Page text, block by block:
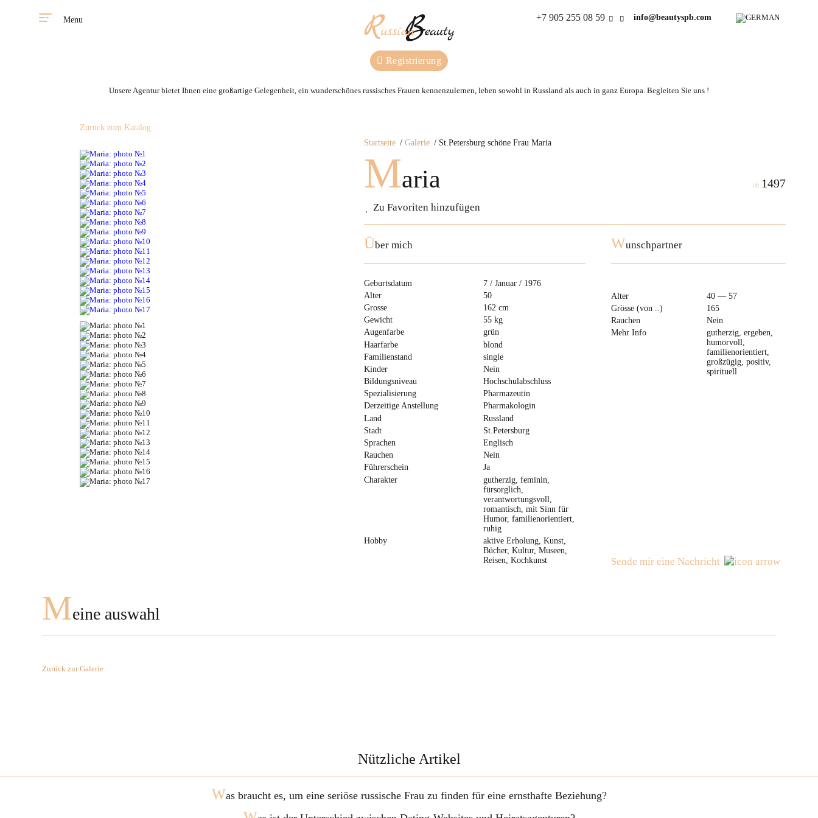
Menu +7 905 255 08 59 info@beautyspb.com
Registrierung
Unsere Agentur bietet Ihnen eine großartige Gelegenheit, ein wunderschönes russisches Frauen kennenzulernen, leben sowohl in Russland als auch in ganz Europa. Begleiten Sie uns !
Startseite Galerie St.Petersburg schöne Frau Maria
Maria
Zu Favoriten hinzufügen
id: 1497
Zurück zum Katalog
Über mich
Geburtsdatum
7 / Januar / 1976
Alter
50
Grosse
162 cm
Gewicht
55 kg
Augenfarbe
grün
Haarfarbe
blond
Familienstand
single
Kinder
Nein
Bildungsniveau
Hochschulabschluss
Spezialisierung
Pharmazeutin
Derzeitige Anstellung
Pharmakologin
Land
Russland
Stadt
St.Petersburg
Sprachen
Englisch
Rauchen
Nein
Führerschein
Ja
Charakter
gutherzig, feminin,
fürsorglich,
verantwortungsvoll,
romantisch, mit Sinn für
Humor, familienorientiert,
ruhig
Hobby
aktive Erholung, Kunst,
Bücher, Kultur, Museen,
Reisen, Kochkunst
Wunschpartner
Alter
40 — 57
Grösse (von ..)
165
Rauchen
Nein
Mehr Info
gutherzig, ergeben,
humorvoll,
familienorientiert,
großzügig, positiv,
spirituell
Sende mir eine Nachricht
Meine auswahl
Zurück zur Galerie
Nützliche Artikel
Was braucht es, um eine seriöse russische Frau zu finden für eine ernsthafte Beziehung?